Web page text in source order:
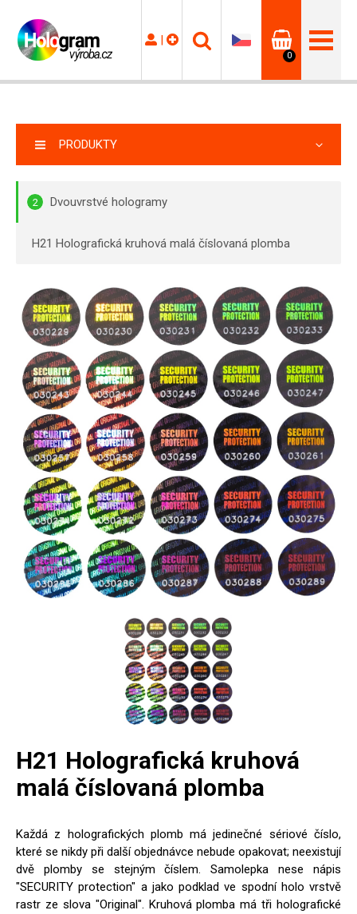
|
0
PRODUKTY
2 Dvouvrstvé hologramy
H21 Holografická kruhová malá číslovaná plomba
H21 Holografická kruhová
malá číslovaná plomba
Každá z holografických plomb má jedinečné sériové číslo,
které se nikdy při další objednávce nebude opakovat; neexistují
dvě plomby se stejným číslem. Samolepka nese nápis
"SECURITY protection" a jako podklad ve spodní holo vrstvě
rastr ze slova "Original". Kruhová plomba má tři holografické